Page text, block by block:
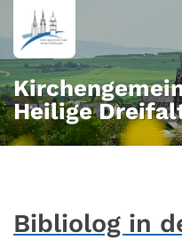
Zum Inhalt springen
Heilige
Bibliolog in